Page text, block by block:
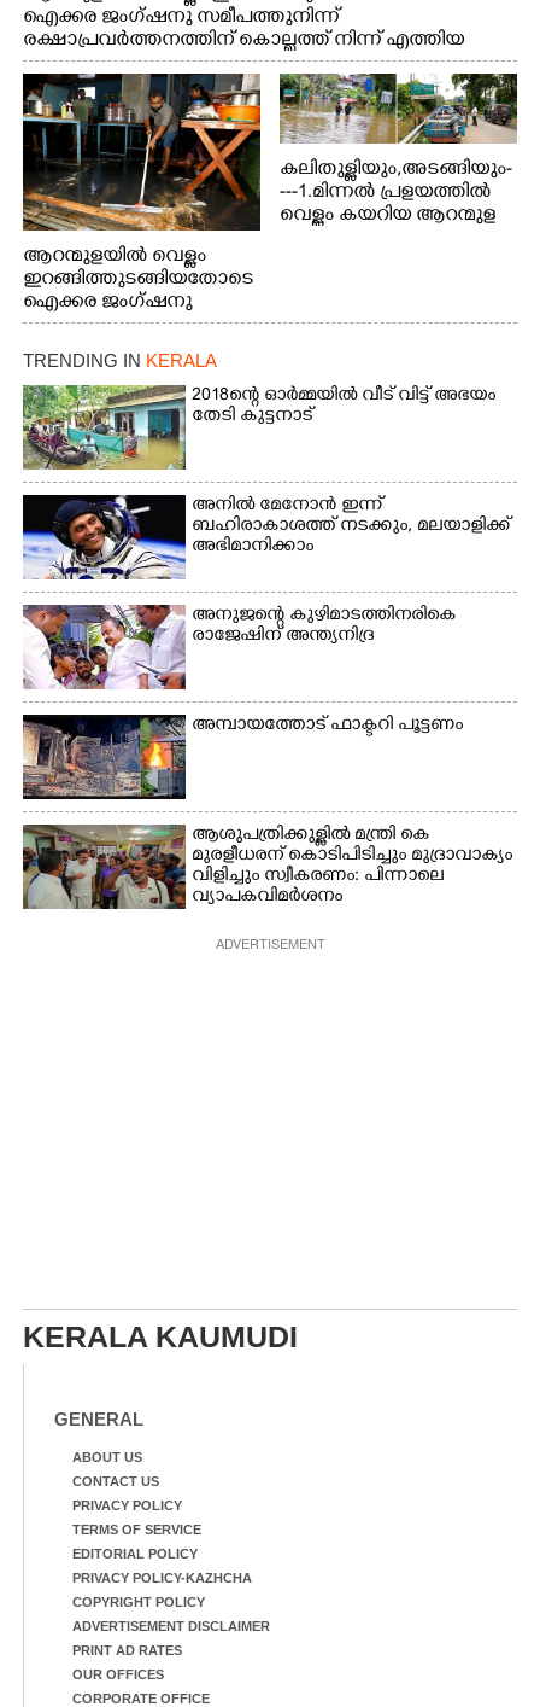
ഐക്കര ജംഗ്ഷനു സമീപത്തുനിന്ന്
രക്ഷാപ്രവർത്തനത്തിന് കൊല്ലത്ത് നിന്ന് എത്തിയ
ബോട്ടുകൾ തിരികെക്കൊണ്ടുപോകുന്നു.
ആറന്മുളയിൽ വെള്ളം
ഇറങ്ങിത്തുടങ്ങിയതോടെ
ഐക്കര ജംഗ്ഷനു
സമീപം ആറന്മുള
കിടങ്ങന്നൂർ റോഡിന്
സമീപം പ്രവർത്തിക്കു
ആറന്മുള തട്ടുകട കഴുകി
വൃത്തിയാക്കുന്നു.
കലിതുള്ളിയും,അടങ്ങിയും-
---1.മിന്നൽ പ്രളയത്തിൽ
വെള്ളം കയറിയ ആറന്മുള
ഇറങ്ങിപ്പോൾ
ത്തിന് ഓച്ചിറ അഴിക്കലിൽ
നിന്ന്എത്തിച്ച ബോട്ടും.
TRENDING IN KERALA
2018ന്റെ ഓർമ്മയിൽ വീട് വിട്ട് അഭയം
തേടി കുട്ടനാട്
അനിൽ മേനോൻ ഇന്ന്
ബഹിരാകാശത്ത് നടക്കും, മലയാളിക്ക്
അഭിമാനിക്കാം
അനുജന്റെ കുഴിമാടത്തിനരികെ
രാജേഷിന് അന്ത്യനിദ്ര
അമ്പായത്തോട് ഫാക്ടറി പൂട്ടണം
ആശുപത്രിക്കുള്ളിൽ മന്ത്രി കെ
മുരളീധരന് കൊടിപിടിച്ചും മുദ്രാവാക്യം
വിളിച്ചും സ്വീകരണം: പിന്നാലെ
വ്യാപകവിമർശനം
ADVERTISEMENT
KERALA KAUMUDI
GENERAL
ABOUT US
CONTACT US
PRIVACY POLICY
TERMS OF SERVICE
EDITORIAL POLICY
PRIVACY POLICY-KAZHCHA
COPYRIGHT POLICY
ADVERTISEMENT DISCLAIMER
PRINT AD RATES
OUR OFFICES
CORPORATE OFFICE